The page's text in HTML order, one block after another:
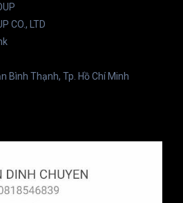
CO., LTD
57879
Bình Thạnh, Tp. Hồ Chí Minh